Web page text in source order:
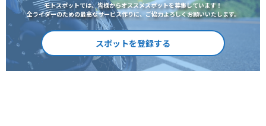
モトスポットでは、皆様からオススメスポットを募集しています！
全ライダーのための最高なサービス作りに、ご協力よろしくお願いいたします。
スポットを登録する